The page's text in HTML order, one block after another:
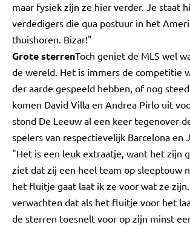
maar fysiek zijn ze hier verder. Je staat
verdedigers die qua postuur in het
thuishoren. Bizar!"
Grote sterrenToch geniet de MLS wel
de wereld. Het is immers de competitie
der aarde gespeeld hebben, of nog
komen David Villa en Andrea Pirlo uit
stond De Leeuw al een keer tegenover
spelers van respectievelijk Barcelona en
"Het is een leuk extraatje, want het zijn
ziet dat zij een heel team op sleeptouw
het fluitje gaat laat ik ze voor wat ze
verwachten dat als het fluitje voor het
de sterren toesnelt voor op zijn minst